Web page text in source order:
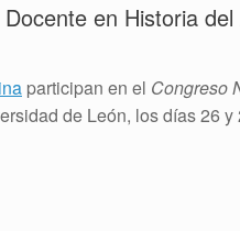
en Historia
participan en el Congreso
de León, los días 26